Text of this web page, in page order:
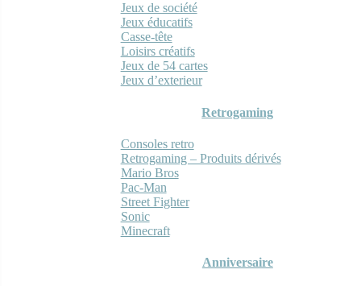
Jeux de société
Jeux éducatifs
Casse-tête
Loisirs créatifs
Jeux de 54 cartes
Jeux d’exterieur
Retrogaming
Consoles retro
Retrogaming – Produits dérivés
Mario Bros
Pac-Man
Street Fighter
Sonic
Minecraft
Anniversaire